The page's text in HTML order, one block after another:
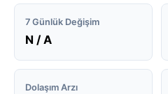
7 Günlük Değişim
N / A
Dolaşım Arzı